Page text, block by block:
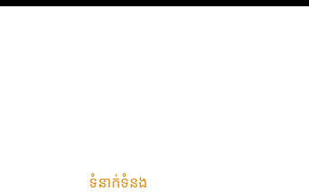
ទំនាក់ទំនង